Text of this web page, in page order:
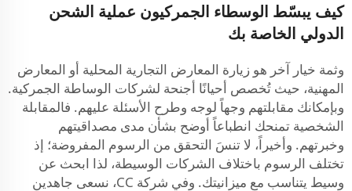
كيف يبسّط الوسطاء الجمركيون عملية الشحن
الدولي الخاصة بك
وثمة خيار آخر هو زيارة المعارض التجارية المحلية أو المعارض
المهنية، حيث تُخصص أحيانًا أجنحة لشركات الوساطة الجمركية.
وبإمكانك مقابلتهم وجهاً لوجه وطرح الأسئلة عليهم. فالمقابلة
الشخصية تمنحك انطباعاً أوضح بشأن مدى مصداقيتهم
وخبرتهم. وأخيراً، لا تنسَ التحقق من الرسوم المفروضة؛ إذ
تختلف الرسوم باختلاف الشركات الوسيطة، لذا ابحث عن
وسيط يتناسب مع ميزانيتك. وفي شركة CC، نسعى جاهدين